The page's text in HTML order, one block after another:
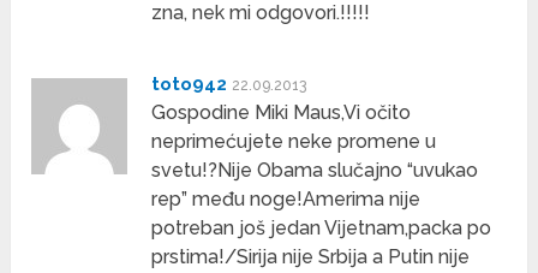
zna, nek mi odgovori.!!!!!
toto942 22.09.2013
Gospodine Miki Maus,Vi očito
neprimećujete neke promene u
svetu!?Nije Obama slučajno “uvukao
rep” među noge!Amerima nije
potreban još jedan Vijetnam,packa po
prstima!/Sirija nije Srbija a Putin nije